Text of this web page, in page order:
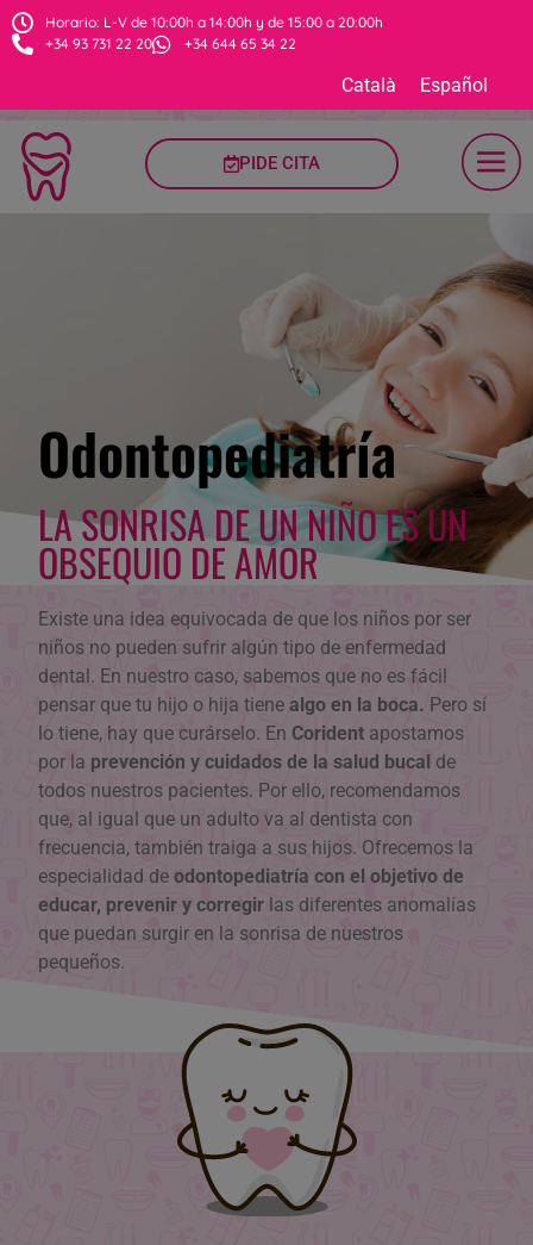
Horario: L-V de 10:00h a 14:00h y de 15:00 a 20:00h
+34 93 731 22 20
+34 644 65 34 22
Català Español
PIDE CITA
Odontopediatría
LA SONRISA DE UN NIÑO ES UN
OBSEQUIO DE AMOR
Existe una idea equivocada de que los niños por ser
niños no pueden sufrir algún tipo de enfermedad
dental. En nuestro caso, sabemos que no es fácil
pensar que tu hijo o hija tienealgo en la boca. Pero sí
lo tiene, hay que curárselo. En Corident apostamos
por la prevención y cuidados de la salud bucal de
todos nuestros pacientes. Por ello, recomendamos
que, al igual que un adulto va al dentista con
frecuencia, también traiga a sus hijos. Ofrecemos la
especialidad deodontopediatría con el objetivo de
educar, prevenir y corregir las diferentes anomalías
que puedan surgir en la sonrisa de nuestros
pequeños.